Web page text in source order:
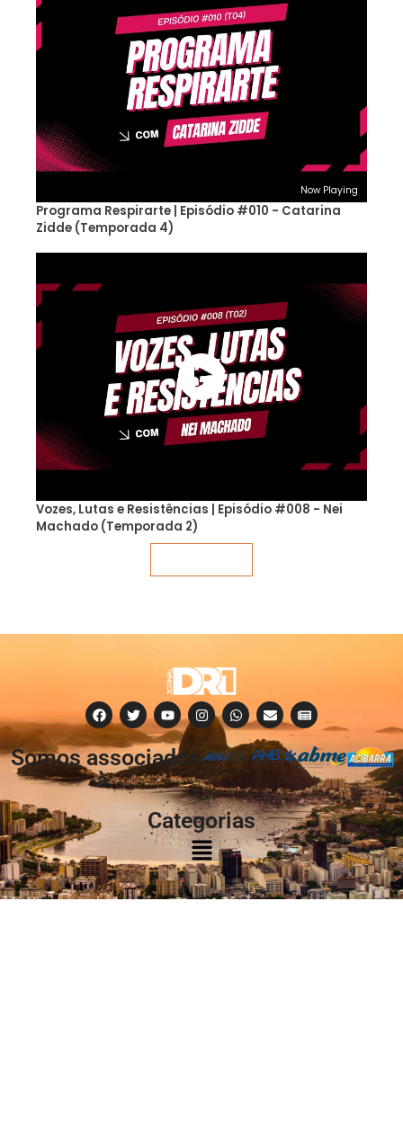
Now Playing
Programa Respirarte | Episódio #010 - Catarina
Zidde (Temporada 4)
Vozes, Lutas e Resistências | Episódio #008 - Nei
Machado (Temporada 2)
Somos associados
à:
Categorias